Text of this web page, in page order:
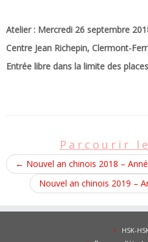
Atelier : Mercredi 26 septembre
Centre Jean Richepin, Clermont-
Entrée libre dans la limite des
Parcourir
← Nouvel an chinois 2018 –
Nouvel an chinois 2019 –
HSK-